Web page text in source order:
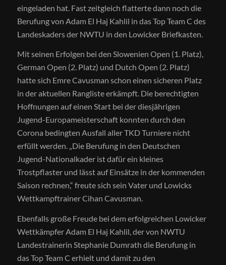
eingeladen hat. Fast zeitgleich flatterte dann noch die
Berufung von Adam El Haj Kahlil in das Top Team C des
Landeskaders der NWTU in den Lowicker Briefkasten.
Mit seinen Erfolgen bei den Slowenien Open (1. Platz),
German Open (2. Platz) und Dutch Open (2. Platz)
hatte sich Emre Cavusman schon einen sicheren Platz
in der aktuellen Rangliste erkämpft. Die berechtigten
Hoffnungen auf einen Start bei der diesjährigen
Jugend-Europameisterschaft konnten durch den
Corona bedingten Ausfall aller TKD Turniere nicht
erfüllt werden. „Die Berufung in den Deutschen
Jugend-Nationalkader ist dafür ein kleines
Trostpflaster und lässt auf Einsätze in der kommenden
Saison rechnen,“ freute sich sein Vater und Lowicks
Wettkampftrainer Cihan Cavusman.
Ebenfalls große Freude bei dem erfolgreichen Lowicker
Wettkämpfer Adam El Haj Kahlil, der von NWTU
Landestrainerin Stephanie Dumrath die Berufung in
das Top Team C erhielt und damit zu den